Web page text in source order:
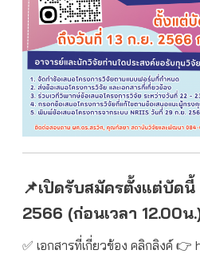
📌เปิดรับสมัครตั้งแต่บัด
2566 (ก่อนเวลา 12.00น
✅ เอกสารที่เกี่ยวข้อง คลิกลิงค์ 👉